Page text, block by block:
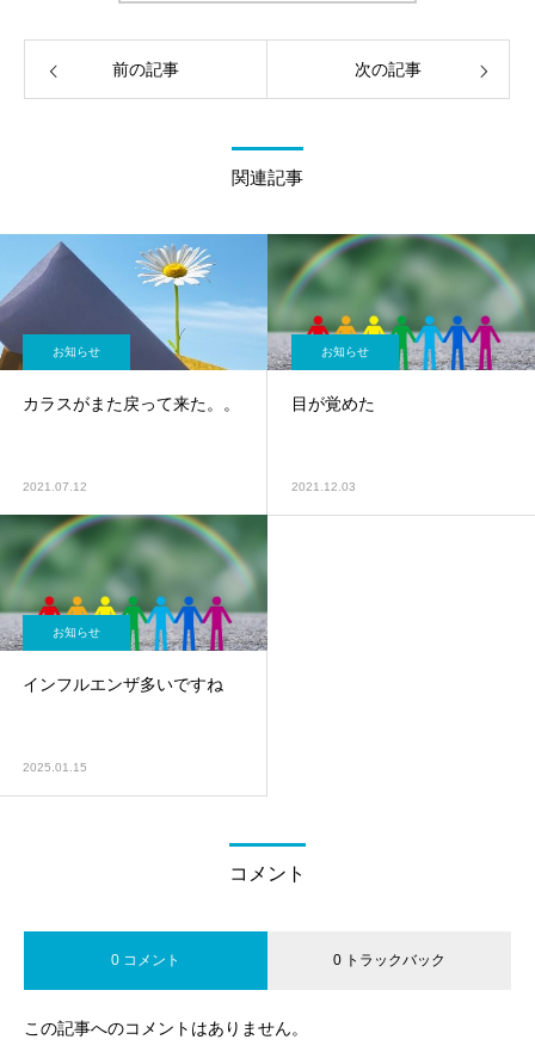
前の記事 次の記事
関連記事
お知らせ
カラスがまた戻って来た。。
2021.07.12
お知らせ
目が覚めた
2021.12.03
お知らせ
インフルエンザ多いですね
2025.01.15
コメント
0 コメント 0 トラックバック
この記事へのコメントはありません。